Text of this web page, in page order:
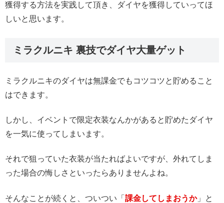
獲得する方法を実践して頂き、ダイヤを獲得していってほ
しいと思います。
ミラクルニキ 裏技でダイヤ大量ゲット
ミラクルニキのダイヤは無課金でもコツコツと貯めること
はできます。
しかし、イベントで限定衣装なんかがあると貯めたダイヤ
を一気に使ってしまいます。
それで狙っていた衣装が当たればよいですが、外れてしま
った場合の悔しさといったらありませんよね。
そんなことが続くと、ついつい「 課金してしまおうか」と